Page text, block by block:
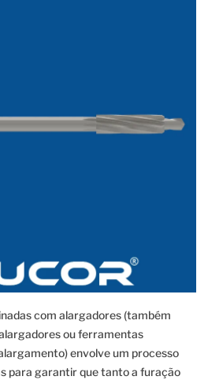
com alargadores (também
ou ferramentas
envolve um processo
para garantir que tanto a furação